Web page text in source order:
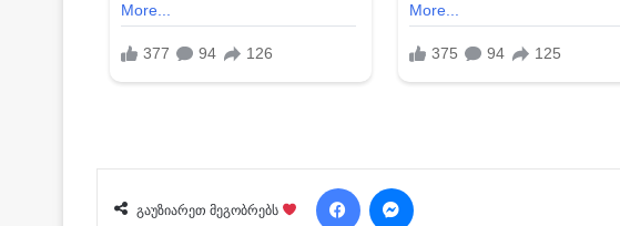
გაუზიარეთ მეგობრებს
Facebook